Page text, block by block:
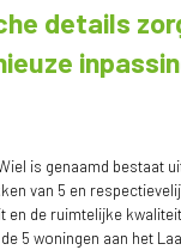
details
is genaamd bestaat
van 5 en
en de ruimtelijke
5 woningen aan het